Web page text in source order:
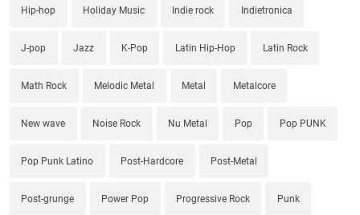
Hip-hop Holiday Music Indie rock Indietronica
J-pop Jazz K-Pop Latin Hip-Hop Latin Rock
Math Rock Melodic Metal Metal Metalcore
New wave Noise Rock Nu Metal Pop Pop PUNK
Pop Punk Latino Post-Hardcore Post-Metal
Post-grunge Power Pop Progressive Rock Punk